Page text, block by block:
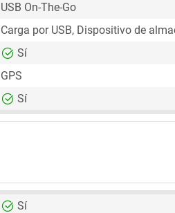
USB On-The-Go
Carga por USB, Dispositivo de
Sí
GPS
Sí
Sí